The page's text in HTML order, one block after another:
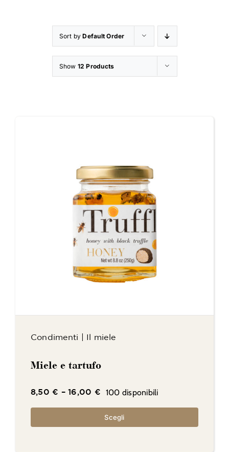
Appetizers
Shop
Sort byDefault Order
Show 12 Products
Condimenti Il miele
Miele e tartufo
8,50€ –16,00 € 100 disponibili
Scegli